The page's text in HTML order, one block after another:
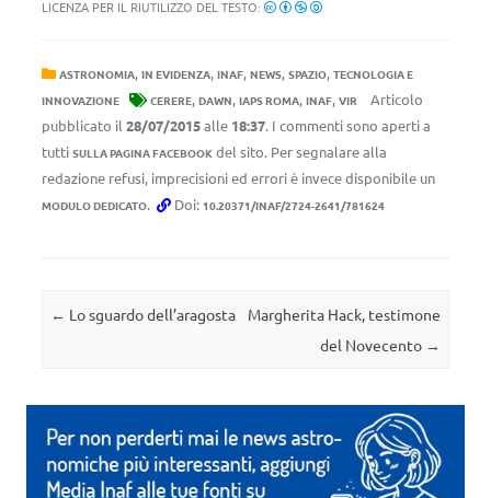
LICENZA PER IL RIUTILIZZO DEL TESTO:
ASTRONOMIA, IN EVIDENZA, INAF, NEWS, SPAZIO, TECNOLOGIA E
INNOVAZIONE
CERERE, DAWN, IAPS ROMA, INAF, VIR
Articolo
pubblicato il 28/07/2015alle 18:37. I commenti sono aperti a
tutti SULLA PAGINA FACEBOOK del sito. Per segnalare alla
redazione refusi, imprecisioni ed errori è invece disponibile un
MODULO DEDICATO. Doi: 10.20371/INAF/2724-2641/781624
Navigazione articolo
← Lo sguardo dell’aragosta
Margherita Hack, testimone
del Novecento →